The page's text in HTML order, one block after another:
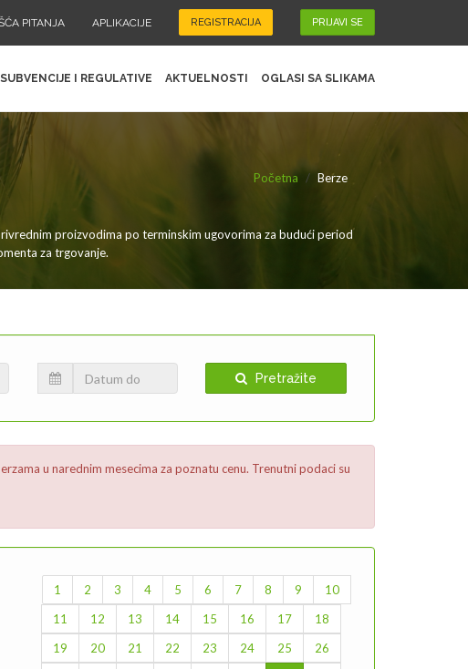
PITANJA APLIKACIJE REGISTRACIJA PRIJAVI SE
SUBVENCIJE I REGULATIVE AKTUELNOSTI OGLASI SA SLIKAMA
Početna Berze
proizvodima po terminskim ugovorima za budući period
za trgovanje.
Pretražite
u narednim mesecima za poznatu cenu. Trenutni podaci su
1 2 3 4 5 6 7 8 9
10
11
12 13 14 15 16 17
18
19
20 21 22 23 24 25
26